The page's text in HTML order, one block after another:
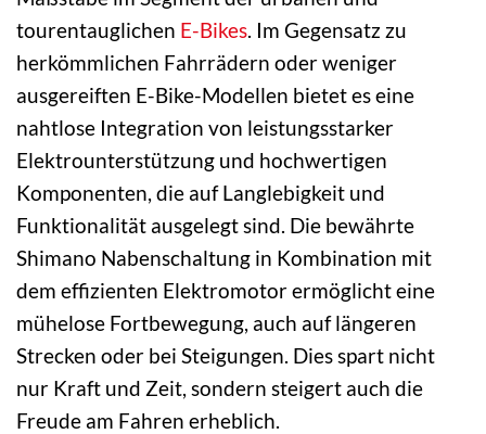
tourentauglichen E-Bikes . Im Gegensatz zu
herkömmlichen Fahrrädern oder weniger
ausgereiften E-Bike-Modellen bietet es eine
nahtlose Integration von leistungsstarker
Elektrounterstützung und hochwertigen
Komponenten, die auf Langlebigkeit und
Funktionalität ausgelegt sind. Die bewährte
Shimano Nabenschaltung in Kombination mit
dem effizienten Elektromotor ermöglicht eine
mühelose Fortbewegung, auch auf längeren
Strecken oder bei Steigungen. Dies spart nicht
nur Kraft und Zeit, sondern steigert auch die
Freude am Fahren erheblich.